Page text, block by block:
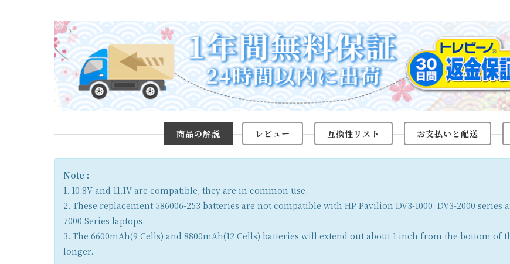
商品の解説 レビュー 互換性リスト お支払いと配送
Note :
1. 10.8V and 11.1V are compatible, they are in common use.
2. These replacement 586006-253 batteries are not compatible with HP Pavilion DV3-1000, DV3-2000 series
7000 Series laptops.
3. The 6600mAh(9 Cells) and 8800mAh(12 Cells) batteries will extend out about 1 inch from the bottom
longer.